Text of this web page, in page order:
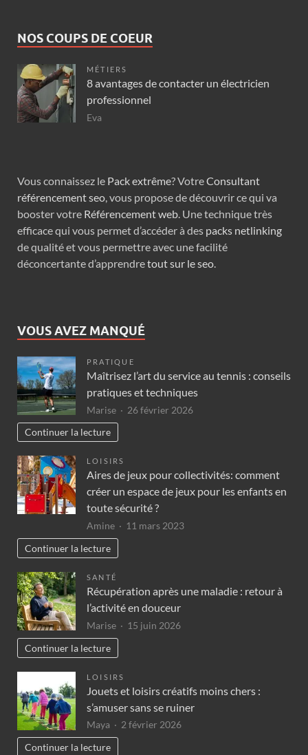
NOS COUPS DE COEUR
MÉTIERS
8 avantages de contacter un électricien
professionnel
Eva
Vous connaissez le Pack extrême? VotreConsultant
référencement seo , vous propose de découvrir ce qui va
booster votre Référencement web . Une technique très
efficace qui vous permet d’accéder à des packs netlinking
de qualité et vous permettre avec une facilité
déconcertante d’apprendretout sur le seo
VOUS AVEZ MANQUÉ
PRATIQUE
Maîtrisez l’art du service au tennis : conseils
pratiques et techniques
Marise
26 février 2026
Continuer la lecture
LOISIRS
Aires de jeux pour collectivités: comment
créer un espace de jeux pour les enfants en
toute sécurité ?
Amine
11 mars 2023
Continuer la lecture
SANTÉ
Récupération après une maladie : retour à
l’activité en douceur
Marise
15 juin 2026
Continuer la lecture
LOISIRS
Jouets et loisirs créatifs moins chers :
s’amuser sans se ruiner
Maya
2 février 2026
Continuer la lecture